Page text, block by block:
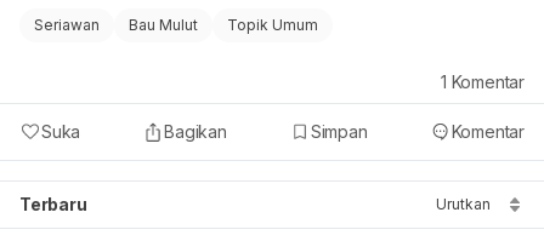
Seriawan Bau Mulut Topik Umum
Suka Bagikan Simpan Komentar
1 Komentar
Terbaru Urutkan